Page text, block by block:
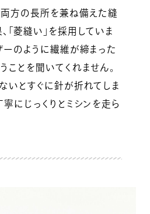
方の長所を兼ね備えた縫
「菱縫い」を採用していま
ーのように繊維が締まった
ことを聞いてくれません。
いとすぐに針が折れてしま
寧にじっくりとミシンを走ら